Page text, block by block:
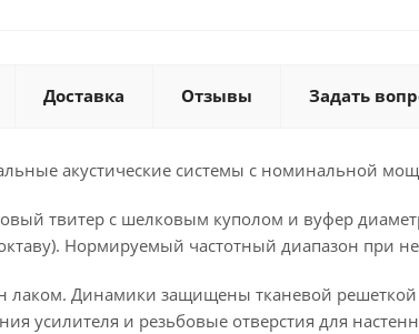
Доставка Отзывы Задать
акустические системы с номинальной
твитер с шелковым куполом и вуфер
Нормируемый частотный диапазон при
лаком. Динамики защищены тканевой
усилителя и резьбовые отверстия для